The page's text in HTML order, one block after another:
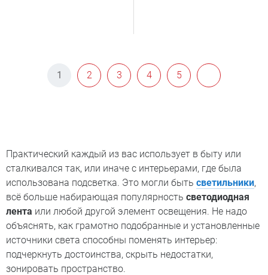
1 2 3 4 5
Практический каждый из вас использует в быту или
сталкивался так, или иначе с интерьерами, где была
использована подсветка. Это могли быть светильники,
всё больше набирающая популярность светодиодная
лента или любой другой элемент освещения. Не надо
объяснять, как грамотно подобранные и установленные
источники света способны поменять интерьер:
подчеркнуть достоинства, скрыть недостатки,
зонировать пространство.